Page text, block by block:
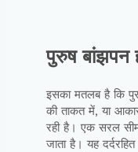
पुरुष बांझपन
इसका मतलब है कि
की ताकत में, या
रही है। एक सरल
जाता है। यह